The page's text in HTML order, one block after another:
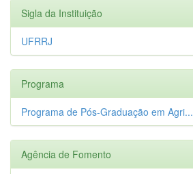
Sigla da Instituição
UFRRJ
Programa
Programa de Pós-Graduação em Agri...
Agência de Fomento